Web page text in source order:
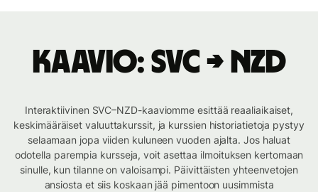
Kaavio: SVC → NZD
Interaktiivinen SVC–NZD-kaaviomme esittää reaaliaikaiset,
keskimääräiset valuuttakurssit, ja kurssien historiatietoja pystyy
selaamaan jopa viiden kuluneen vuoden ajalta. Jos haluat
odotella parempia kursseja, voit asettaa ilmoituksen kertomaan
sinulle, kun tilanne on valoisampi. Päivittäisten yhteenvetojen
ansiosta et siis koskaan jää pimentoon uusimmista